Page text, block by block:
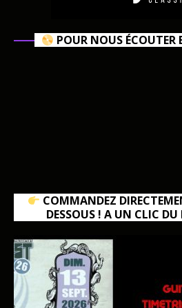
POUR NOUS ÉCOUTER
COMMANDEZ
DESSOUS ! A UN CLIC